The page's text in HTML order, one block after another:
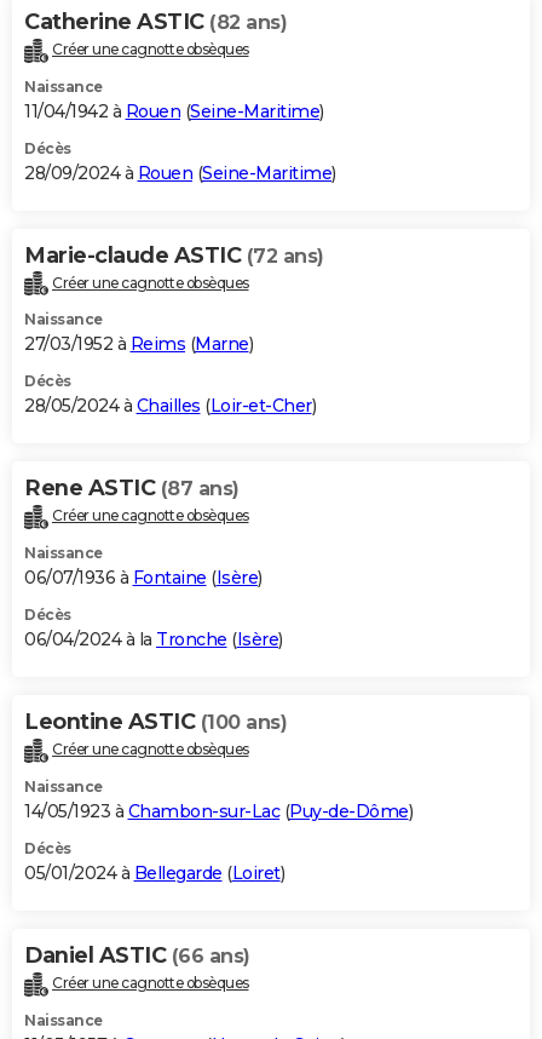
Catherine ASTIC (82 ans)
Créer une cagnotte obsèques
Naissance
11/04/1942 à Rouen (Seine-Maritime)
Décès
28/09/2024 à Rouen (Seine-Maritime)
Marie-claude ASTIC (72 ans)
Créer une cagnotte obsèques
Naissance
27/03/1952 à Reims (Marne)
Décès
28/05/2024 à Chailles (Loir-et-Cher)
Rene ASTIC (87 ans)
Créer une cagnotte obsèques
Naissance
06/07/1936 à Fontaine (Isère)
Décès
06/04/2024 à la Tronche (Isère)
Leontine ASTIC (100 ans)
Créer une cagnotte obsèques
Naissance
14/05/1923 à Chambon-sur-Lac(Puy-de-Dôme)
Décès
05/01/2024 à Bellegarde (Loiret)
Daniel ASTIC (66 ans)
Créer une cagnotte obsèques
Naissance